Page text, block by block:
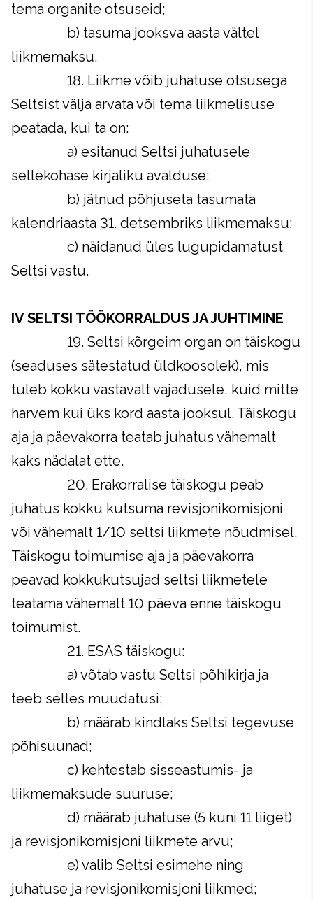
tema organite otsuseid;
b) tasuma jooksva aasta vältel
liikmemaksu.
18. Liikme võib juhatuse otsusega
Seltsist välja arvata või tema liikmelisuse
peatada, kui ta on:
a) esitanud Seltsi juhatusele
sellekohase kirjaliku avalduse;
b) jätnud põhjuseta tasumata
kalendriaasta 31. detsembriks liikmemaksu;
c) näidanud üles lugupidamatust
Seltsi vastu.
IV SELTSI TÖÖKORRALDUS JA JUHTIMINE
19. Seltsi kõrgeim organ on täiskogu
(seaduses sätestatud üldkoosolek), mis
tuleb kokku vastavalt vajadusele, kuid mitte
harvem kui üks kord aasta jooksul. Täiskogu
aja ja päevakorra teatab juhatus vähemalt
kaks nädalat ette.
20. Erakorralise täiskogu peab
juhatus kokku kutsuma revisjonikomisjoni
või vähemalt 1/10 seltsi liikmete nõudmisel.
Täiskogu toimumise aja ja päevakorra
peavad kokkukutsujad seltsi liikmetele
teatama vähemalt 10 päeva enne täiskogu
toimumist.
21. ESAS täiskogu:
a) võtab vastu Seltsi põhikirja ja
teeb selles muudatusi;
b) määrab kindlaks Seltsi tegevuse
põhisuunad;
c) kehtestab sisseastumis- ja
liikmemaksude suuruse;
d) määrab juhatuse (5 kuni 11 liiget)
ja revisjonikomisjoni liikmete arvu;
e) valib Seltsi esimehe ning
juhatuse ja revisjonikomisjoni liikmed;